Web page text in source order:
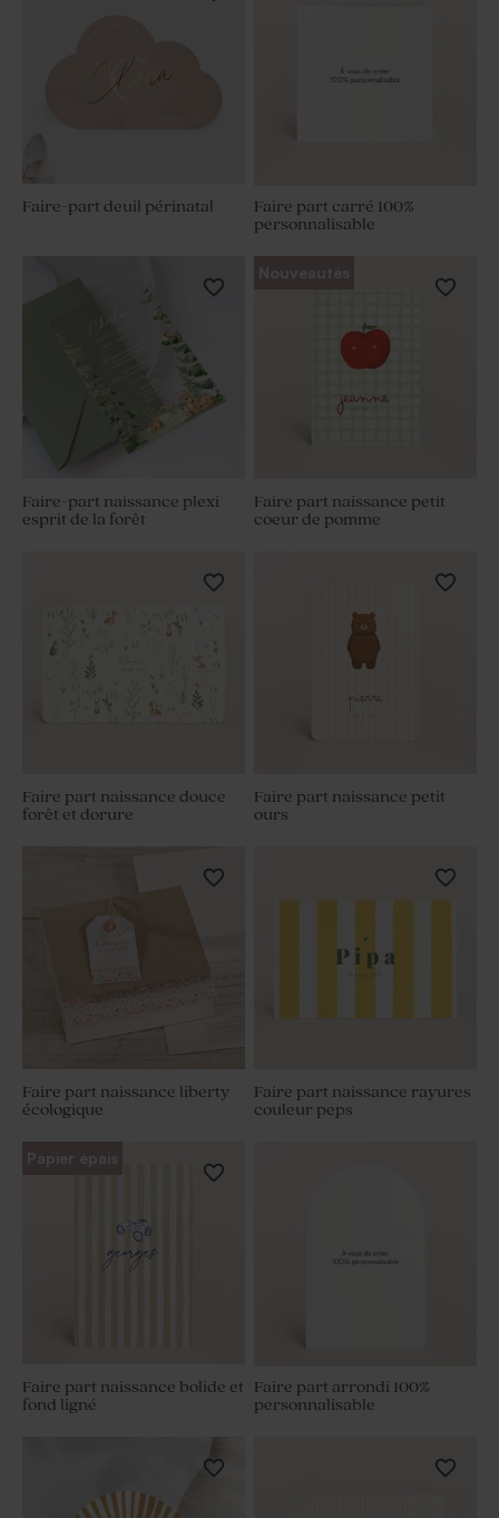
Faire part carré 100%
personnalisable
Faire part arrondi 100%
personnalisable
Faire-part deuil périnatal
Faire-part naissance plexi
esprit de la forêt
Nouveautés
Faire part naissance petit
coeur de pomme
Faire part naissance douce
forêt et dorure
Faire part naissance petit
ours
Faire part naissance liberty
écologique
Faire part naissance rayures
couleur peps
Papier épais
Faire part naissance bolide et
fond ligné